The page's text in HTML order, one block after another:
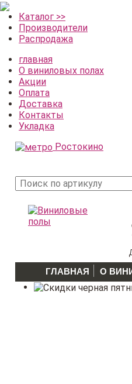
Каталог >>
Производители
Распродажа
главная
О виниловых полах
Акции
Оплата
Доставка
Контакты
Укладка
Ростокино
ГЛАВНАЯ О